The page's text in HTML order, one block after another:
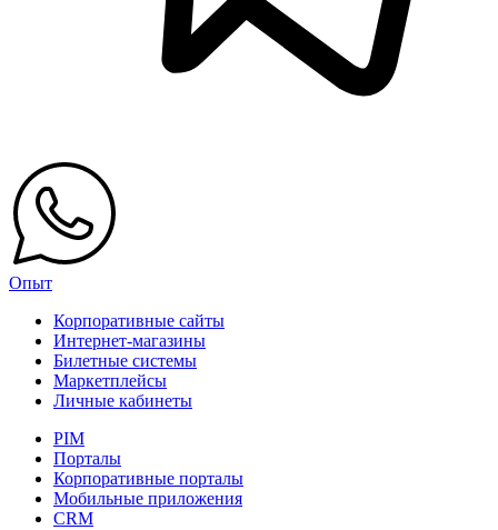
Опыт
Корпоративные сайты
Интернет-магазины
Билетные системы
Маркетплейсы
Личные кабинеты
PIM
Порталы
Корпоративные порталы
Мобильные приложения
CRM